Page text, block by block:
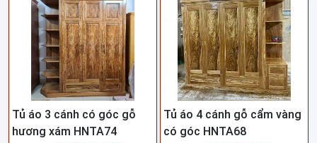
Tủ áo 3 cánh có góc gỗ
hương xám HNTA74
Tủ áo 4 cánh gỗ cẩm vàng
có góc HNTA68